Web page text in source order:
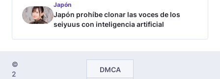
Japón
Japón prohíbe clonar las voces de los
seiyuus con inteligencia artificial
©
2
DMCA